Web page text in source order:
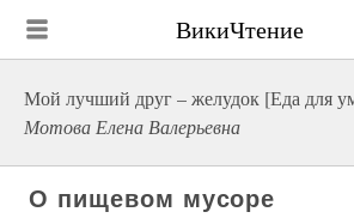
ВикиЧтение
Мой лучший друг – желудок [Еда для
Мотова Елена Валерьевна
О пищевом мусоре